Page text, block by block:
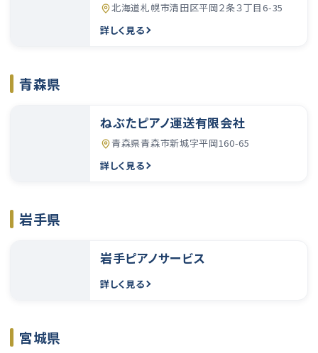
北海道札幌市清田区平岡２条３丁目6-35
詳しく見る
青森県
ねぶたピアノ運送有限会社
青森県青森市新城字平岡160-65
詳しく見る
岩手県
岩手ピアノサービス
詳しく見る
宮城県